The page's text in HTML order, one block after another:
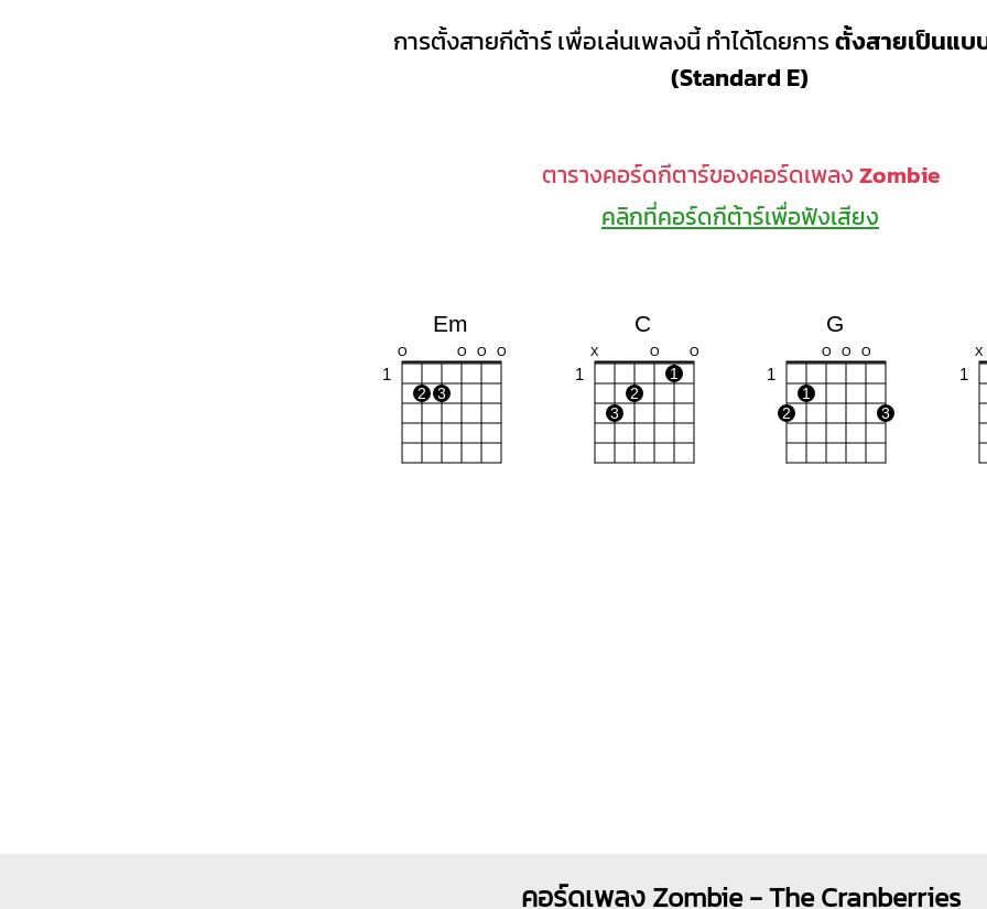
การตั้งสายกีต้าร์ เพื่อเล่นเพลงนี้ ทำได้โดยการตั้งสายเป็นแบ
(Standard E)
ตารางคอร์ดกีตาร์ของคอร์ดเพลงZombie
คลิกที่คอร์ดกีต้าร์เพื่อฟังเสียง
Em
O O O O
1
2 3
C
X O O
1
1
2
3
G
O O O
1
1
2
3
X
1
คอร์ดเพลง Zombie - The Cranberries